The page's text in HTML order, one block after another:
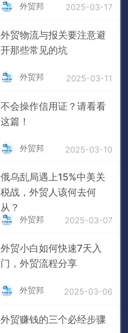
外贸邦 2025-03-17
外贸物流与报关要注意避
开那些常见的坑
外贸邦 2025-03-11
不会操作信用证？请看看
这篇！
外贸邦 2025-03-10
俄乌乱局遇上15%中美关
税战，外贸人该何去何
从？
外贸邦 2025-03-07
外贸小白如何快速7天入
门，外贸流程分享
外贸邦 2025-03-06
外贸赚钱的三个必经步骤